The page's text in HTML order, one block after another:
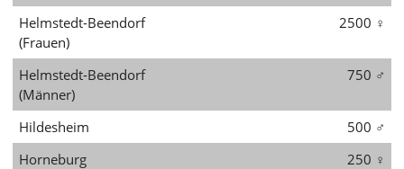
Helmstedt-Beendorf
(Frauen)
2500 ♀
Helmstedt-Beendorf
(Männer)
750 ♂
Hildesheim 500 ♂
Horneburg
250 ♀